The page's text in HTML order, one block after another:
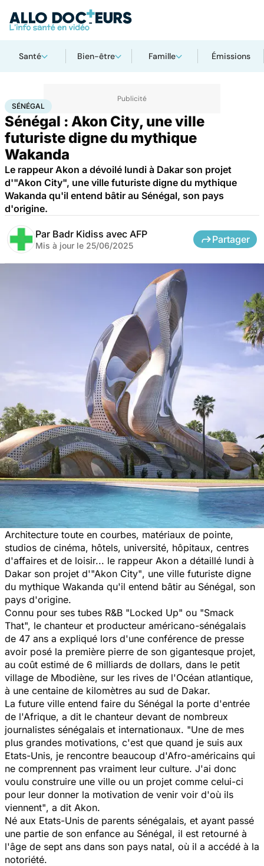
Santé Bien-être Famille Émissions
AccueilSanté
SÉNÉGAL
Sénégal : Akon City, une ville
futuriste digne du mythique
Wakanda
Le rappeur Akon a dévoilé lundi à Dakar son projet
d'"Akon City", une ville futuriste digne du mythique
Wakanda qu'il entend bâtir au Sénégal, son pays
d'origine.
Par Badr Kidiss avec AFP
Mis à jour le 25/06/2025
Partager
Architecture toute en courbes, matériaux de pointe,
studios de cinéma, hôtels, université, hôpitaux, centres
d'affaires et de loisir... le rappeur Akon a détaillé lundi à
Dakar son projet d'"Akon City", une ville futuriste digne
du mythique Wakanda qu'il entend bâtir au Sénégal, son
pays d'origine.
Connu pour ses tubes R&B "Locked Up" ou "Smack
That", le chanteur et producteur américano-sénégalais
de 47 ans a expliqué lors d'une conférence de presse
avoir posé la première pierre de son gigantesque projet,
au coût estimé de 6 milliards de dollars, dans le petit
village de Mbodiène, sur les rives de l'Océan atlantique,
à une centaine de kilomètres au sud de Dakar.
La future ville entend faire du Sénégal la porte d'entrée
de l'Afrique, a dit le chanteur devant de nombreux
journalistes sénégalais et internationaux. "Une de mes
plus grandes motivations, c'est que quand je suis aux
Etats-Unis, je rencontre beaucoup d'Afro-américains qui
ne comprennent pas vraiment leur culture. J'ai donc
voulu construire une ville ou un projet comme celui-ci
pour leur donner la motivation de venir voir d'où ils
viennent", a dit Akon.
Né aux Etats-Unis de parents sénégalais, et ayant passé
une partie de son enfance au Sénégal, il est retourné à
l'âge de sept ans dans son pays natal, où il a accédé à la
notoriété.